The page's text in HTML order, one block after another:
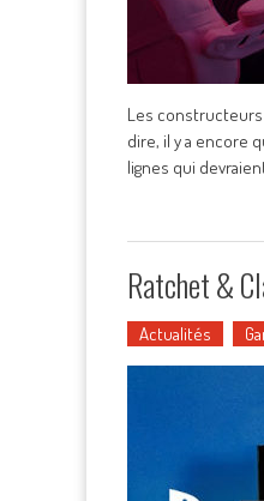
Les constructeurs
dire, il y a encore
lignes qui
Ratchet &
Actualités